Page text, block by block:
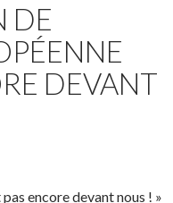
DE
DEVANT
pas encore devant nous ! »